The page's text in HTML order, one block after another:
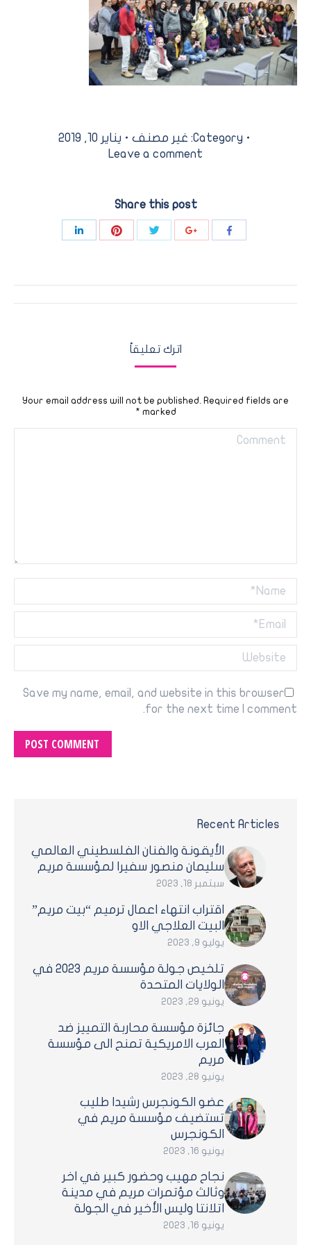
Category: غير مصنف
يناير 10, 2019
Leave a comment
Share this post
Share
Share
Share
Share
Share
navigation
اترك تعليقاً
Your email address will not be published. Required fields are
marked
*
Comment
Name *
Email *
Website
Save my name, email, and website in this browser
for the next time I comment.
POST COMMENT
Recent Articles
الأيقونة والفنان الفلسطيني العالمي
سليمان منصور سفيرا لمؤسسة مريم
سبتمبر 18, 2023
اقتراب انتهاء اعمال ترميم “بيت مريم”
البيت العلاجي الاو
يوليو 9, 2023
تلخيص جولة مؤسسة مريم 2023 في
الولايات المتحدة
يونيو 29, 2023
جائزة مؤسسة محاربة التمييز ضد
العرب الامريكية تمنح الى مؤسسة
مريم
يونيو 28, 2023
عضو الكونجرس رشيدا طليب
تستضيف مؤسسة مريم في
الكونجرس
يونيو 16, 2023
نجاح مهيب وحضور كبير في اخر
وثالث مؤتمرات مريم في مدينة
اتلانتا وليس الأخير في الجولة
يونيو 16, 2023